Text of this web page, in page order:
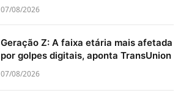
07/08/2026
Geração Z: A faixa etária mais afetada
por golpes digitais, aponta TransUnion
07/08/2026